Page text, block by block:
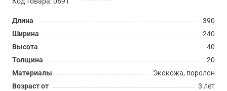
Длина
390
Ширина
240
Высота
40
Толщина
20
Материалы
Экокожа, поролон
Возраст от
3 лет